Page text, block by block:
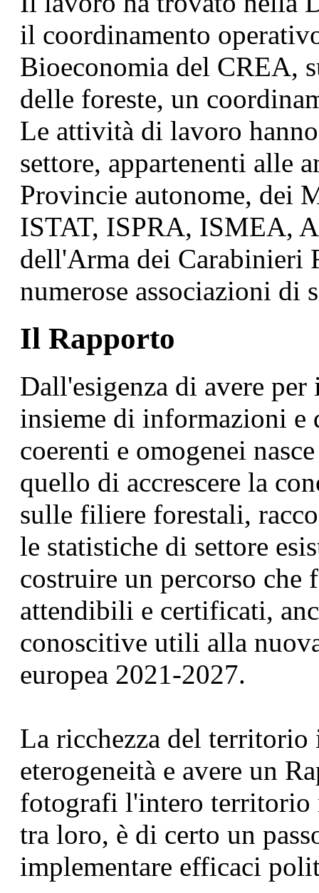
il coordinamento
Bioeconomia del CREA,
delle foreste, un
Le attività di lavoro
settore, appartenenti alle
Provincie autonome, dei
ISTAT, ISPRA, ISMEA,
dell'Arma dei Carabinieri
numerose associazioni di
Il Rapporto
Dall'esigenza di avere
insieme di informazioni e
coerenti e omogenei
quello di accrescere la
sulle filiere forestali,
le statistiche di settore
costruire un percorso
attendibili e certificati,
conoscitive utili alla
europea 2021-2027.
La ricchezza del territorio
eterogeneità e avere un
fotografi l'intero territorio
tra loro, è di certo un
implementare efficaci